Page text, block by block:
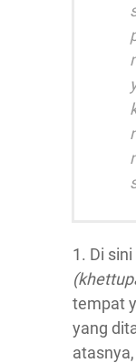
1. Di sini
tempat
yang